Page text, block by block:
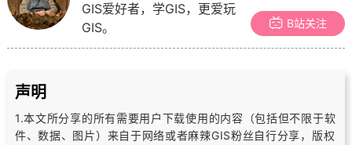
GIS爱好者，学GIS，更爱玩
GIS。
B站关注
声明
1.本文所分享的所有需要用户下载使用的内容（包括但不限于软
件、数据、图片） 来自于网络或者麻辣GIS粉丝自行分享，版权